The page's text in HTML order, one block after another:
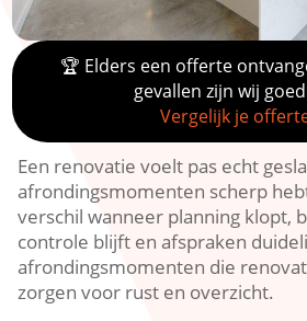
🏆 Elders een offerte
gevallen zijn wij
Vergelijk je
Een renovatie voelt pas echt
afrondingsmomenten scherp
verschil wanneer planning klopt,
controle blijft en afspraken
afrondingsmomenten die
zorgen voor rust en overzicht.​